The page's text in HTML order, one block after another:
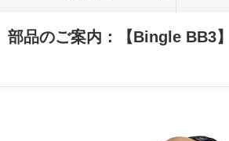
部品のご案内： 【Bingle BB3